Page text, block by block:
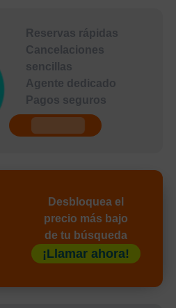
Reservas rápidas
Cancelaciones
sencillas
Agente dedicado
Pagos seguros
Desbloquea el
precio más bajo
de tu búsqueda
¡Llamar ahora!